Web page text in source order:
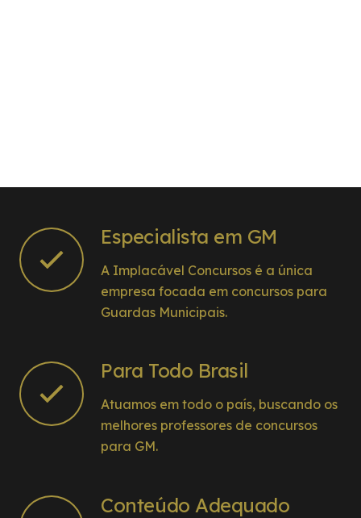
Especialista em GM
A Implacável Concursos é a única
empresa focada em concursos para
Guardas Municipais.
Para Todo Brasil
Atuamos em todo o país, buscando os
melhores professores de concursos
para GM.
Conteúdo Adequado